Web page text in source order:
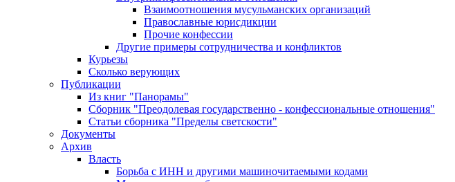
Взаимоотношения мусульманских организаций
Православные юрисдикции
Прочие конфессии
Другие примеры сотрудничества и конфликтов
Курьезы
Сколько верующих
Публикации
Из книг "Панорамы"
Сборник "Преодолевая государственно - конфессиональные отношения"
Статьи сборника "Пределы светскости"
Документы
Архив
Власть
Борьба с ИНН и другими машиночитаемыми кодами